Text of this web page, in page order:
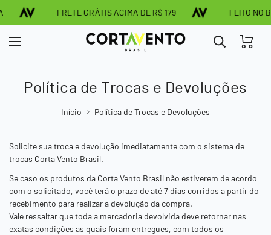
FRETE GRÁTIS ACIMA DE R$ 179 FEITO NO
Política de Trocas e Devoluções
Início Política de Trocas e Devoluções
Solicite sua troca e devolução imediatamente com o sistema de
trocas Corta Vento Brasil.
Se caso os produtos da Corta Vento Brasil não estiverem de acordo
com o solicitado, você terá o prazo de até 7 dias corridos a partir do
recebimento para realizar a devolução da compra.
Vale ressaltar que toda a mercadoria devolvida deve retornar nas
exatas condições as quais foram entregues, com todos os